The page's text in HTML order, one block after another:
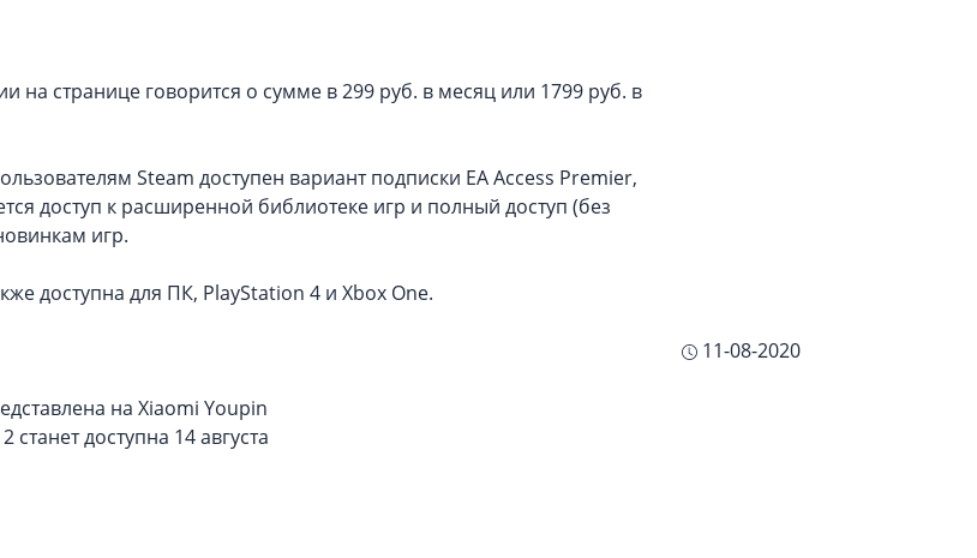
на странице говорится о сумме в 299 руб. в месяц или 1799 руб. в
Steam доступен вариант подписки EA Access Premier,
доступ к расширенной библиотеке игр и полный доступ (без
игр.
доступна для ПК, PlayStation 4 и Xbox One.
11-08-2020
на Xiaomi Youpin
доступна 14 августа